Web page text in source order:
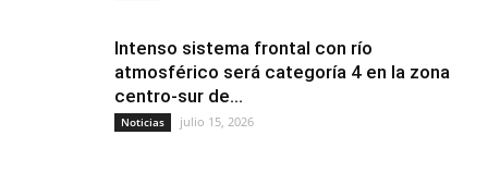
Intenso sistema frontal con río
atmosférico será categoría 4 en la zona
centro-sur de...
Noticias julio 15, 2026